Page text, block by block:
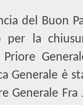
del Buon
la
Generale è
Generale Fra